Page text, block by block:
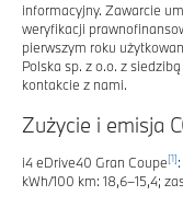
informacyjny. Zawarcie
weryfikacji
pierwszym roku
Polska sp. z o.o. z
kontakcie z nami.
Zużycie i emisja
i4 eDrive40 Gran Coupe[1]
kWh/100 km: 18,6–15,4;